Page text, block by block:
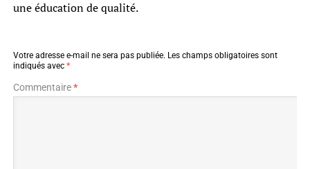
une éducation de qualité.
Votre adresse e-mail ne sera pas publiée. Les champs obligatoires sont
indiqués avec *
Commentaire*